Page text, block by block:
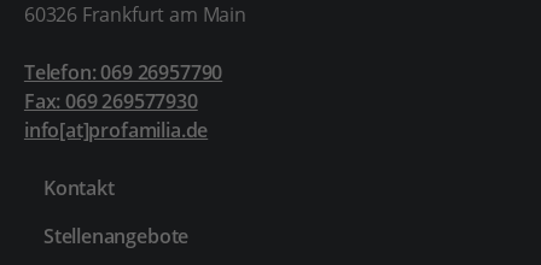
60326 Frankfurt am Main
Telefon: 069 26957790
Fax: 069 269577930
info[at]profamilia.de
Kontakt
Stellenangebote